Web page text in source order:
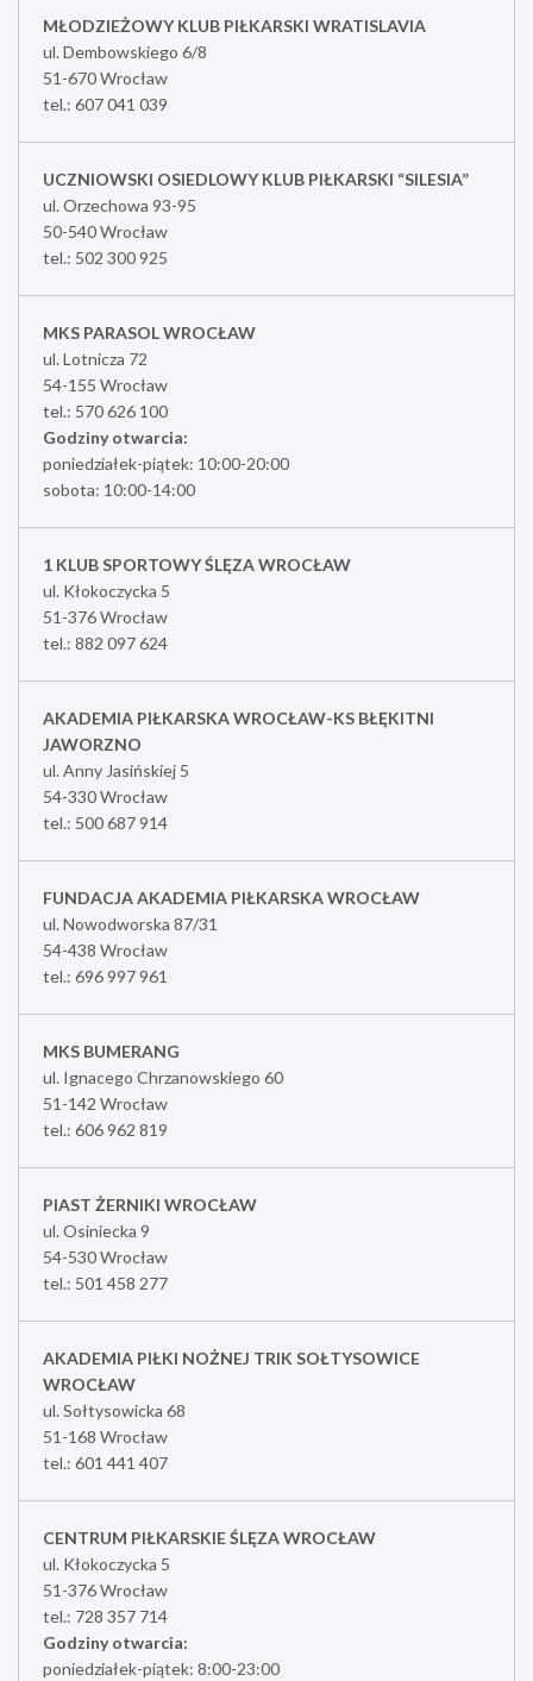
MŁODZIEŻOWY KLUB PIŁKARSKI WRATISLAVIA
ul. Dembowskiego 6/8
51-670 Wrocław
tel.: 607 041 039
UCZNIOWSKI OSIEDLOWY KLUB PIŁKARSKI “SILESIA”
ul. Orzechowa 93-95
50-540 Wrocław
tel.: 502 300 925
MKS PARASOL WROCŁAW
ul. Lotnicza 72
54-155 Wrocław
tel.: 570 626 100
Godziny otwarcia:
poniedziałek-piątek: 10:00-20:00
sobota: 10:00-14:00
1 KLUB SPORTOWY ŚLĘZA WROCŁAW
ul. Kłokoczycka 5
51-376 Wrocław
tel.: 882 097 624
AKADEMIA PIŁKARSKA WROCŁAW-KS BŁĘKITNI
JAWORZNO
ul. Anny Jasińskiej 5
54-330 Wrocław
tel.: 500 687 914
FUNDACJA AKADEMIA PIŁKARSKA WROCŁAW
ul. Nowodworska 87/31
54-438 Wrocław
tel.: 696 997 961
MKS BUMERANG
ul. Ignacego Chrzanowskiego 60
51-142 Wrocław
tel.: 606 962 819
PIAST ŻERNIKI WROCŁAW
ul. Osiniecka 9
54-530 Wrocław
tel.: 501 458 277
AKADEMIA PIŁKI NOŻNEJ TRIK SOŁTYSOWICE
WROCŁAW
ul. Sołtysowicka 68
51-168 Wrocław
tel.: 601 441 407
CENTRUM PIŁKARSKIE ŚLĘZA WROCŁAW
ul. Kłokoczycka 5
51-376 Wrocław
tel.: 728 357 714
Godziny otwarcia:
poniedziałek-piątek: 8:00-23:00